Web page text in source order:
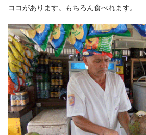
ココがあります。もちろん食べれます。